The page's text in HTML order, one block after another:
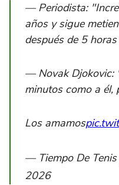
— Periodista:
años y sigue
después de 5
— Novak Djokovic:
minutos como a él,
Los amamos
— Tiempo De Tenis
2026